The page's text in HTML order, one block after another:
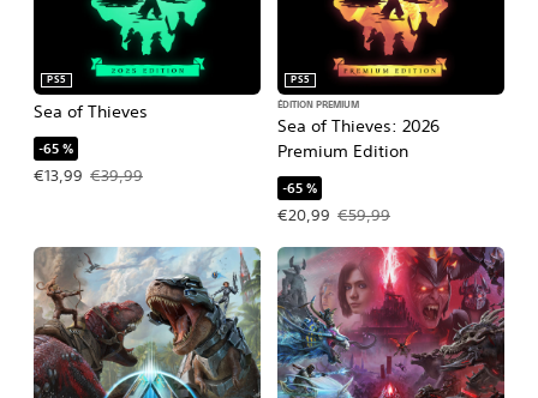
Sea of Thieves
PS5
-65 %
€13,99
Prix de l'offre : €13,99 Prix initial : €39,99
€39,99
Sea of Thieves: 2026
Premium Edition
PS5
ÉDITION PREMIUM
-65 %
€20,99
Prix de l'offre : €20,99 Prix initial :
€59,99